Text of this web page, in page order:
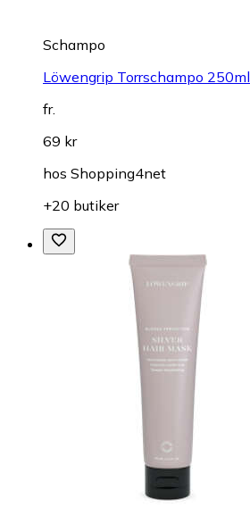
Schampo
Löwengrip Torrschampo 250ml
fr.
69 kr
hos Shopping4net
+20 butiker